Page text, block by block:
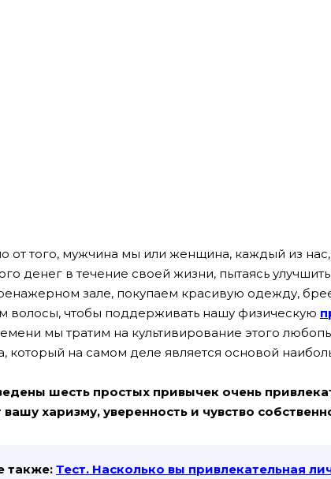
от того, мужчина мы или женщина, каждый из нас,
денег в течение своей жизни, пытаясь
зале, покупаем красивую одежду,
волосы, чтобы поддерживать нашу физическую
мы тратим на культивирование этого
который на самом деле является основой
шесть простых привычек очень
харизму, уверенность и чувство
также: Тест. Насколько вы привлекательная